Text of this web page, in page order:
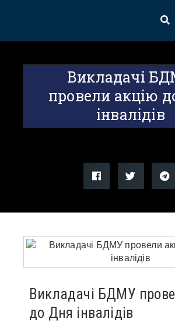
Викладачі
провели акцію
інвалідів
Викладачі БДМУ
до Дня інвалідів